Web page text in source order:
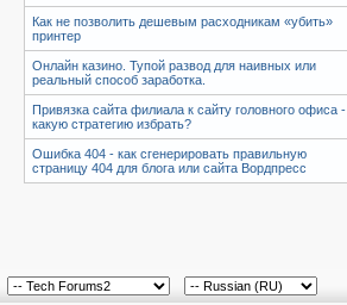
Как не позволить дешевым расходникам «убить»
принтер
Онлайн казино. Тупой развод для наивных или
реальный способ заработка.
Привязка сайта филиала к сайту головного офиса -
какую стратегию избрать?
Ошибка 404 - как сгенерировать правильную
страницу 404 для блога или сайта Вордпресс